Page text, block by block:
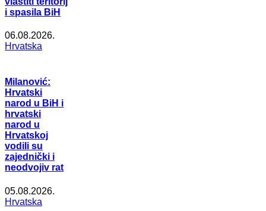
i spasila BiH
06.08.2026.
Hrvatska
Milanović:
Hrvatski
narod u BiH i
hrvatski
narod u
Hrvatskoj
vodili su
zajednički i
neodvojiv rat
05.08.2026.
Hrvatska